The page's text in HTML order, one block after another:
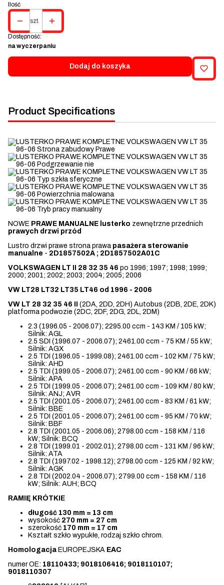
Ilość
szt.
Dostępność:
na wyczerpaniu
Dodaj do koszyka
Product Specifications
NOWE PRAWE MANUALNE lusterko zewnętrzne przednich
prawych drzwi przód
Lustro drzwi prawe strona prawa pasażera sterowanie
manualne - 2D1857502A ; 2D1857502A01C
VOLKSWAGEN LT II 28 32 35 46 po 1996; 1997; 1998; 1999;
2000; 2001; 2002; 2003; 2004; 2005; 2006
VW LT28 LT32 LT35 LT46 od 1996 - 2006
VW LT 28 32 35 46 II (2DA, 2DD, 2DH) Autobus (2DB, 2DE, 2DK)
platforma podwozie (2DC, 2DF, 2DG, 2DL, 2DM)
2.3 (1996.05 - 2006.07); 2295.00 ccm - 143 KM / 105 kW;
Silnik: AGL
2.5 SDI (1996.07 - 2006.07); 2461.00 ccm - 75 KM / 55 kW;
Silnik: AGX
2.5 TDI (1996.05 - 1999.08); 2461.00 ccm - 102 KM / 75 kW;
Silnik: AHD
2.5 TDI (1999.05 - 2006.07); 2461.00 ccm - 90 KM / 66 kW;
Silnik: APA
2.5 TDI (1999.05 - 2006.07); 2461.00 ccm - 109 KM / 80 kW;
Silnik: ANJ; AVR
2.5 TDI (2001.05 - 2006.07); 2461.00 ccm - 83 KM / 61 kW;
Silnik: BBE
2.5 TDI (2001.05 - 2006.07); 2461.00 ccm - 95 KM / 70 kW;
Silnik: BBF
2.8 TDI (2001.05 - 2006.06); 2798.00 ccm - 158 KM / 116
kW; Silnik: BCQ
2.8 TDI (1999.01 - 2002.01); 2798.00 ccm - 131 KM / 96 kW;
Silnik: ATA
2.8 TDI (1997.02 - 1998.12); 2798.00 ccm - 125 KM / 92 kW;
Silnik: AGK
2.8 TDI (2002.04 - 2006.07); 2799.00 ccm - 158 KM / 116
kW; Silnik: AUH; BCQ
RAMIĘ KRÓTKIE
długość 130 mm = 13 cm
wysokość 270 mm = 27 cm
szerokość 170 mm = 17 cm
Kształt szkło wypukłe, rodzaj szkło chrom.
Homologacja EUROPEJSKA EAC
numer OE: 18110433; 9018106416; 9018110107;
9018110307